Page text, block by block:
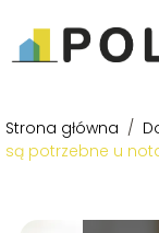
Strona główna /
są potrzebne u